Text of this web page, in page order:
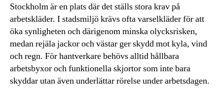
Stockholm är en plats där det ställs stora krav på
arbetskläder. I stadsmiljö krävs ofta varselkläder för att
öka synligheten och därigenom minska olycksrisken,
medan rejäla jackor och västar ger skydd mot kyla, vind
och regn. För hantverkare behövs alltid hållbara
arbetsbyxor och funktionella skjortor som inte bara
skyddar utan även underlättar rörelse under arbetsdagen.